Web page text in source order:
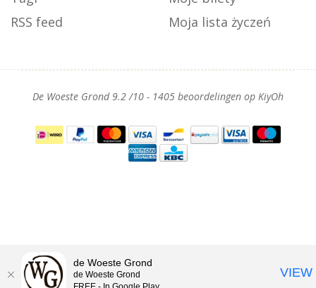
RSS feed
Moja lista życzeń
De Woeste Grond9.2/10 - 1405 beoordelingen op KiyOh
de Woeste Grond
de Woeste Grond
VIEW